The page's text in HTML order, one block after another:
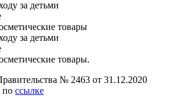
за детьми
товары
за детьми
товары.
№ 2463 от 31.12.2020
по ссылке